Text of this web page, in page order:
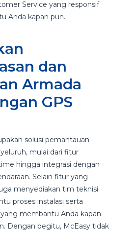
Service yang responsif
Anda kapan pun.
dan
Armada
GPS
solusi pemantauan
mulai dari fitur
hingga integrasi dengan
Selain fitur yang
menyediakan tim teknisi
proses instalasi serta
yang membantu Anda kapan
Dengan begitu, McEasy tidak